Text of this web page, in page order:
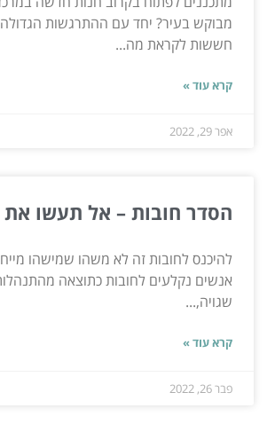
מבוקש בעיר? יחד עם ההתרגשות
חששות לקראת מה...
קרא עוד »
אפר 29, 2022
הסדר חובות – אל תעשו את
להיכנס לחובות זה לא משהו שמישהו
אנשים נקלעים לחובות כתוצאה
שגויה,...
קרא עוד »
פבר 26, 2022